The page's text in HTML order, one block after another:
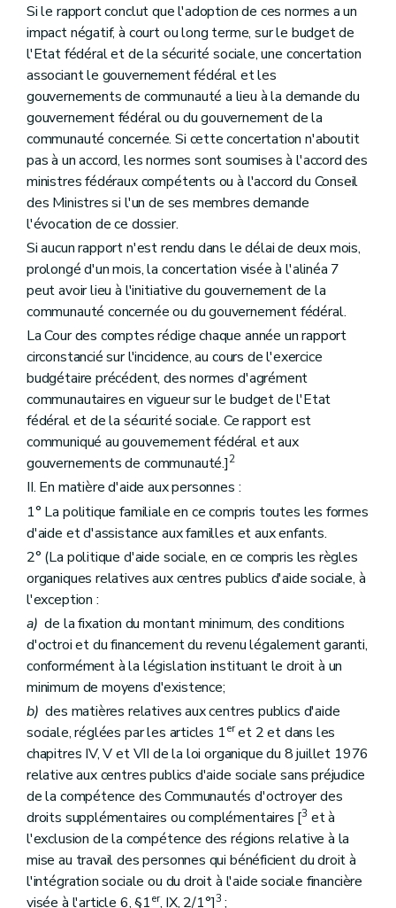
Si le rapport conclut que l'adoption de ces normes a un
impact négatif, à court ou long terme, sur le budget de
l'Etat fédéral et de la sécurité sociale, une concertation
associant le gouvernement fédéral et les
gouvernements de communauté a lieu à la demande du
gouvernement fédéral ou du gouvernement de la
communauté concernée. Si cette concertation n'aboutit
pas à un accord, les normes sont soumises à l'accord des
ministres fédéraux compétents ou à l'accord du Conseil
des Ministres si l'un de ses membres demande
l'évocation de ce dossier.
Si aucun rapport n'est rendu dans le délai de deux mois,
prolongé d'un mois, la concertation visée à l'alinéa 7
peut avoir lieu à l'initiative du gouvernement de la
communauté concernée ou du gouvernement fédéral.
La Cour des comptes rédige chaque année un rapport
circonstancié sur l'incidence, au cours de l'exercice
budgétaire précédent, des normes d'agrément
communautaires en vigueur sur le budget de l'Etat
fédéral et de la sécurité sociale. Ce rapport est
communiqué au gouvernement fédéral et aux
gouvernements de communauté.]2
II. En matière d'aide aux personnes :
1° La politique familiale en ce compris toutes les formes
d'aide et d'assistance aux familles et aux enfants.
2° (La politique d'aide sociale, en ce compris les règles
organiques relatives aux centres publics d'aide sociale, à
l'exception :
a) de la fixation du montant minimum, des conditions
d'octroi et du financement du revenu légalement garanti,
conformément à la législation instituant le droit à un
minimum de moyens d'existence;
b) des matières relatives aux centres publics d'aide
sociale, réglées par les articles 1eret 2 et dans les
chapitres IV, V et VII de la loi organique du 8 juillet 1976
relative aux centres publics d'aide sociale sans préjudice
de la compétence des Communautés d'octroyer des
droits supplémentaires ou complémentaires [3 et à
l'exclusion de la compétence des régions relative à la
mise au travail des personnes qui bénéficient du droit à
l'intégration sociale ou du droit à l'aide sociale financière
visée à l'article 6, §1er, IX, 2/1°]3 ;